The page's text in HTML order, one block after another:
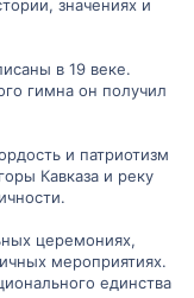
значениях и
в 19 веке.
гимна он получил
и патриотизм
Кавказа и реку
церемониях,
мероприятиях.
единства